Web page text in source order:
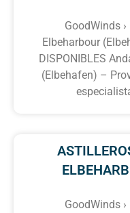
GoodWinds
Elbeharbour
DISPONIBLES
(Elbehafen) –
GoodWinds